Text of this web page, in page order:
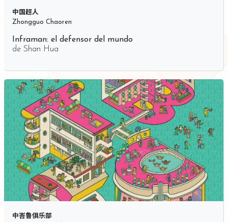
中国超人
Zhongguo Chaoren
Inframan: el defensor del mundo
de Shan Hua
中峇鲁俱乐部